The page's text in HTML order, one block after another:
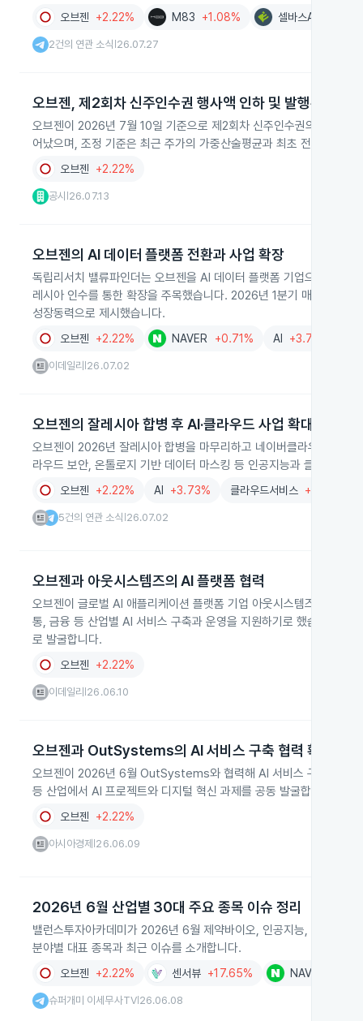
오브젠 +2.22% M83 +1.08% 셀바스AI
2건의 연관 소식 26.07.27
오브젠, 제2회차 신주인수권 행사액 인하 및 발행주수 증
오브젠이 2026년 7월 10일 기준으로 제2회차 신주인수권의 행사
어났으며, 조정 기준은 최근 주가의 가중산술평균과 최초 전환가액
오브젠 +2.22%
공시 26.07.13
오브젠의 AI 데이터 플랫폼 전환과 사업 확장
독립리서치 밸류파인더는 오브젠을 AI 데이터 플랫폼 기업으로 평가
레시아 인수를 통한 확장을 주목했습니다. 2026년 1분기 매출은 131
성장동력으로 제시했습니다.
오브젠 +2.22% NAVER +0.71% AI +3.73%
이데일리 26.07.02
오브젠의 잘레시아 합병 후 AI·클라우드 사업 확대
오브젠이 2026년 잘레시아 합병을 마무리하고 네이버클라우드와
라우드 보안, 온톨로지 기반 데이터 마스킹 등 인공지능과 클라우드
오브젠 +2.22% AI +3.73% 클라우드서비스 +0.22%
5건의 연관 소식 26.07.02
오브젠과 아웃시스템즈의 AI 플랫폼 협력
오브젠이 글로벌 AI 애플리케이션 플랫폼 기업 아웃시스템즈와 파트
통, 금융 등 산업별 AI 서비스 구축과 운영을 지원하기로 했습니다.
로 발굴합니다.
오브젠 +2.22%
이데일리 26.06.10
오브젠과 OutSystems의 AI 서비스 구축 협력 확대
오브젠이 2026년 6월 OutSystems와 협력해 AI 서비스 구축 사업
등 산업에서 AI 프로젝트와 디지털 혁신 과제를 공동 발굴합니다.
오브젠 +2.22%
아시아경제 26.06.09
2026년 6월 산업별 30대 주요 종목 이슈 정리
밸런스투자아카데미가 2026년 6월 제약바이오, 인공지능, 정치, 로
분야별 대표 종목과 최근 이슈를 소개합니다.
오브젠 +2.22% 센서뷰 +17.65% NAVER
슈퍼개미 이세무사TV| 26.06.08